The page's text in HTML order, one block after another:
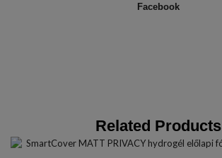
Facebook
Related Products